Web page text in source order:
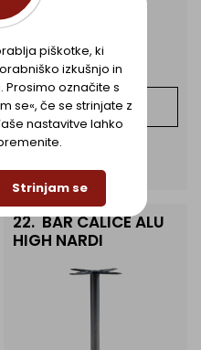
DODAJ NA
SEZNAM
22.BAR CALICE ALU
HIGH NARDI
piškotke, ki
izkušnjo in
Prosimo označite s
se«, če se strinjate z
nastavitve lahko
Strinjam se